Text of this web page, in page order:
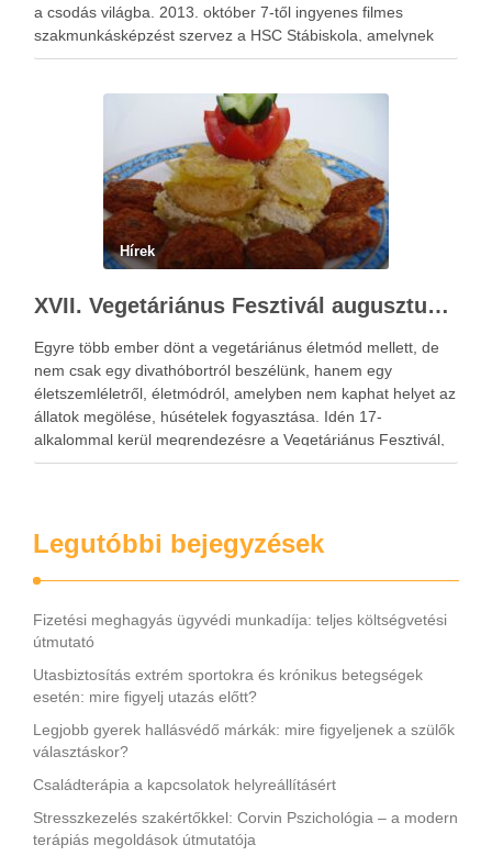
a csodás világba. 2013. október 7-től ingyenes filmes
szakmunkásképzést szervez a HSC Stábiskola, amelynek
keretén belül egy egyhetes tanfolyamon vehetnek részt az
Hírek
XVII. Vegetáriánus Fesztivál augusztus 24-25
Egyre több ember dönt a vegetáriánus életmód mellett, de
nem csak egy divathóbortról beszélünk, hanem egy
életszemléletről, életmódról, amelyben nem kaphat helyet az
állatok megölése, húsételek fogyasztása. Idén 17-
alkalommal kerül megrendezésre a Vegetáriánus Fesztivál,
amelyre mindenkit szívesen várnak a szervezők, hiszen az
Legutóbbi bejegyzések
Fizetési meghagyás ügyvédi munkadíja: teljes költségvetési
útmutató
Utasbiztosítás extrém sportokra és krónikus betegségek
esetén: mire figyelj utazás előtt?
Legjobb gyerek hallásvédő márkák: mire figyeljenek a szülők
választáskor?
Családterápia a kapcsolatok helyreállításért
Stresszkezelés szakértőkkel: Corvin Pszichológia – a modern
terápiás megoldások útmutatója